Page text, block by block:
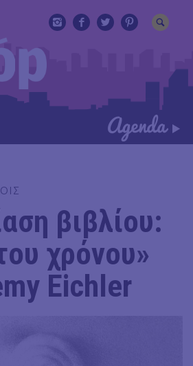
βιβλίου:
χρόνου»
Eichler